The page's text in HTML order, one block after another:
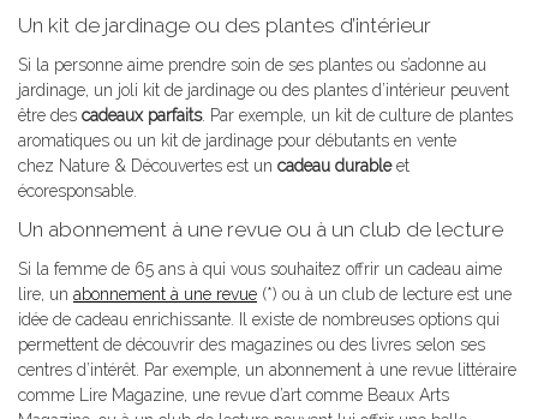
Un kit de jardinage ou des plantes d’intérieur
Si la personne aime prendre soin de ses plantes ou s’adonne au
jardinage, un joli kit de jardinage ou des plantes d’intérieur peuvent
être des cadeaux parfaits. Par exemple, un kit de culture de plantes
aromatiques ou un kit de jardinage pour débutants en vente
chez Nature & Découvertes est un cadeau durableet
écoresponsable.
Un abonnement à une revue ou à un club de lecture
Si la femme de 65 ans à qui vous souhaitez offrir un cadeau aime
lire, un abonnement à une revue (*) ou à un club de lecture est une
idée de cadeau enrichissante. Il existe de nombreuses options qui
permettent de découvrir des magazines ou des livres selon ses
centres d’intérêt. Par exemple, un abonnement à une revue littéraire
comme Lire Magazine, une revue d’art comme Beaux Arts